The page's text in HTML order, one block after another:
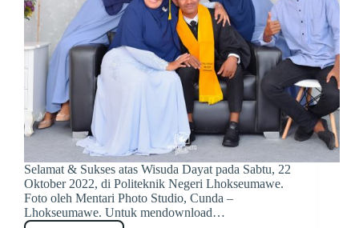
Selamat & Sukses atas Wisuda Dayat pada Sabtu, 22
Oktober 2022, di Politeknik Negeri Lhokseumawe.
Foto oleh Mentari Photo Studio, Cunda –
Lhokseumawe. Untuk mendownload…